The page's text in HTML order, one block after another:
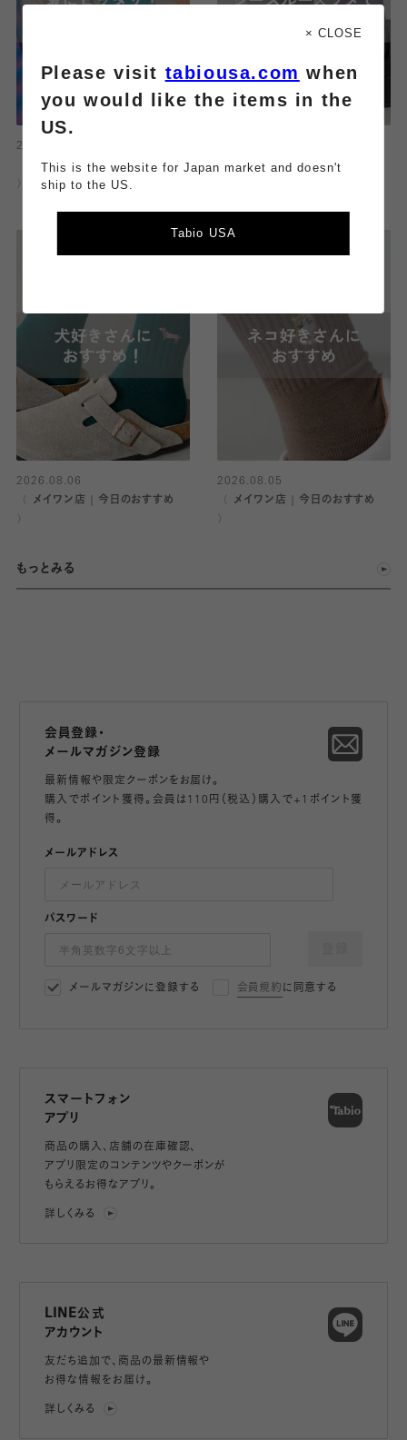
2026.08.08
〈 メイワン店｜今日のおすすめ
〉
〈 メイワン店｜今日のおすすめ
2026.08.06
〈 メイワン店｜今日のおすすめ
〉
2026.08.05
〈 メイワン店｜今日のおすすめ
〉
もっとみる
会員登録・
メールマガジン登録
最新情報や限定クーポンをお届け。
購入でポイント獲得。会員は110円（税込）購入で+1ポイント獲
得。
メールアドレス
パスワード
メールマガジンに登録する 会員規約 に同意する
スマートフォン
アプリ
商品の購入、店舗の在庫確認、
アプリ限定のコンテンツやクーポンが
もらえるお得なアプリ。
詳しくみる
LINE公式
アカウント
友だち追加で、 商品の最新情報や
お得な情報をお届け。
詳しくみる
× CLOSE
Please visit tabiousa.com when
you would like the items in the
US.
This is the website for Japan market and doesn't
ship to the US.
Tabio USA